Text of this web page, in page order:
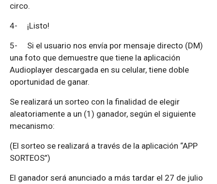
circo.
4- ¡Listo!
5- Si el usuario nos envía por mensaje directo (DM)
una foto que demuestre que tiene la aplicación
Audioplayer descargada en su celular, tiene doble
oportunidad de ganar.
Se realizará un sorteo con la finalidad de elegir
aleatoriamente a un (1) ganador, según el siguiente
mecanismo:
(El sorteo se realizará a través de la aplicación “APP
SORTEOS”)
El ganador será anunciado a más tardar el 27 de julio